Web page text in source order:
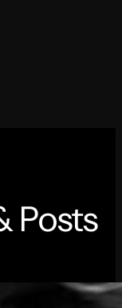
Posts